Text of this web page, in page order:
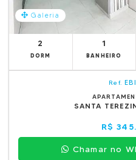
Galeria
2
DORM
1
BANHEIRO
Ref.
SANTA
R$
Chamar no